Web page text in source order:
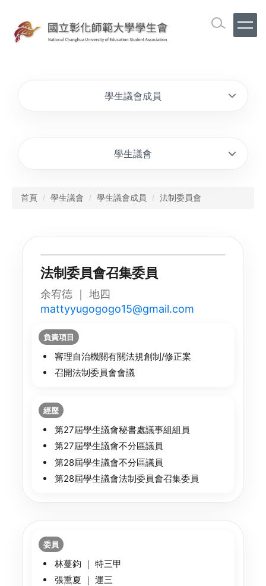
學生議會成員
學生議會
首頁 學生議會 學生議會成員 法制委員會
法制委員會召集委員
余宥德 ｜ 地四
mattyyugogogo15@gmail.com
負責項目
審理自治機關有關法規創制/修正案
召開法制委員會會議
經歷
第27屆學生議會秘書處議事組組員
第27屆學生議會不分區議員
第28屆學生議會不分區議員
第28屆學生議會法制委員會召集委員
委員
林蔓鈞 ｜ 特三甲
張熏夏 ｜ 運三